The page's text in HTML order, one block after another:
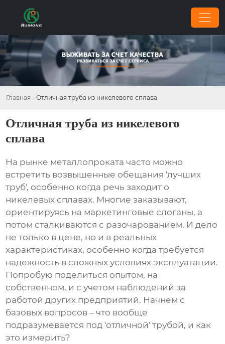
Главная - Отличная труба из никелевого сплава
Отличная труба из никелевого
сплава
На рынке металлопроката часто можно
встретить возвышенные обещания 'лучших
труб', особенно когда речь заходит о
никелевых сплавах. Многие заказывают,
ориентируясь на маркетинговые слоганы, а
потом сталкиваются с разочарованием. И дело
не только в цене, но и в реальных
характеристиках, особенно когда требуется
надежность в сложных условиях эксплуатации.
Попробую поделиться опытом, на
собственном, и с учетом наблюдений за
работой других предприятий. Начнем с
базовых вопросов – что вообще
подразумевается под 'отличной' трубой, и как
это измерить?